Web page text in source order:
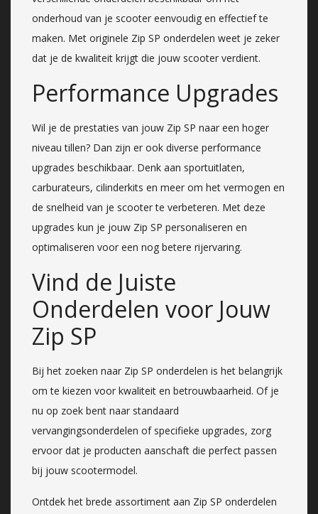
onderhoud van je scooter eenvoudig en effectief te
maken. Met originele Zip SP onderdelen weet je zeker
dat je de kwaliteit krijgt die jouw scooter verdient.
Performance Upgrades
Wil je de prestaties van jouw Zip SP naar een hoger
niveau tillen? Dan zijn er ook diverse performance
upgrades beschikbaar. Denk aan sportuitlaten,
carburateurs, cilinderkits en meer om het vermogen en
de snelheid van je scooter te verbeteren. Met deze
upgrades kun je jouw Zip SP personaliseren en
optimaliseren voor een nog betere rijervaring.
Vind de Juiste
Onderdelen voor Jouw
Zip SP
Bij het zoeken naar Zip SP onderdelen is het belangrijk
om te kiezen voor kwaliteit en betrouwbaarheid. Of je
nu op zoek bent naar standaard
vervangingsonderdelen of specifieke upgrades, zorg
ervoor dat je producten aanschaft die perfect passen
bij jouw scootermodel.
Ontdek het brede assortiment aan Zip SP onderdelen